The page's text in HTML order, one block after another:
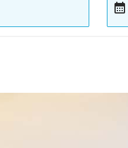
calendar_month